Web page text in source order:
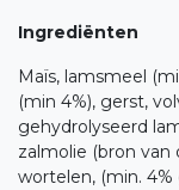
Ingrediënten
Maïs, lamsmeel
(min 4%), gerst,
gehydrolyseerd
zalmolie (bron van
wortelen, (min.